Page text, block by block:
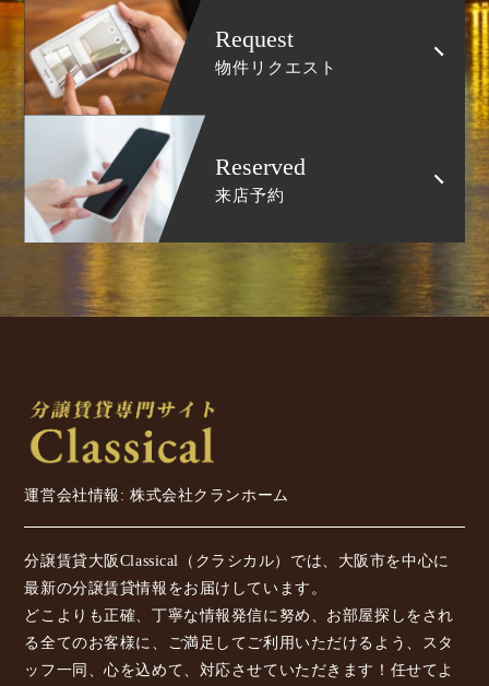
Request
物件リクエスト
Reserved
来店予約
運営会社情報: 株式会社クランホーム
分譲賃貸大阪Classical（クラシカル）では、大阪市を中心に
最新の分譲賃貸情報をお届けしています。
どこよりも正確、丁寧な情報発信に努め、お部屋探しをされ
る全てのお客様に、ご満足してご利用いただけるよう、スタ
ッフ一同、心を込めて、対応させていただきます！任せてよ